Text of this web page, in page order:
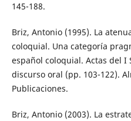
145-188.
Briz, Antonio (1995). La
coloquial. Una categoría
español coloquial. Actas del I
discurso oral (pp. 103-122).
Publicaciones.
Briz, Antonio (2003). La